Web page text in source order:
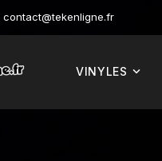
contact@tekenligne.fr
VINYLES